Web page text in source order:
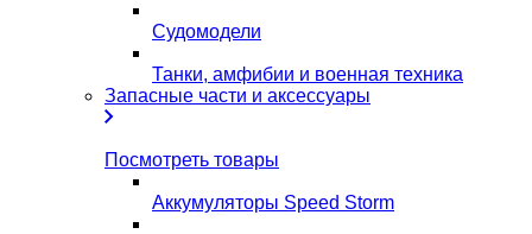
Судомодели
Танки, амфибии и военная техника
Запасные части и аксессуары
Посмотреть товары
Аккумуляторы Speed Storm